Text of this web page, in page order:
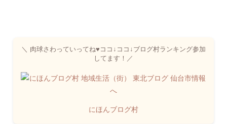
＼ 肉球さわっていってね♥ココ↓ココ↓ブログ村ランキング参加
してます！／
にほんブログ村